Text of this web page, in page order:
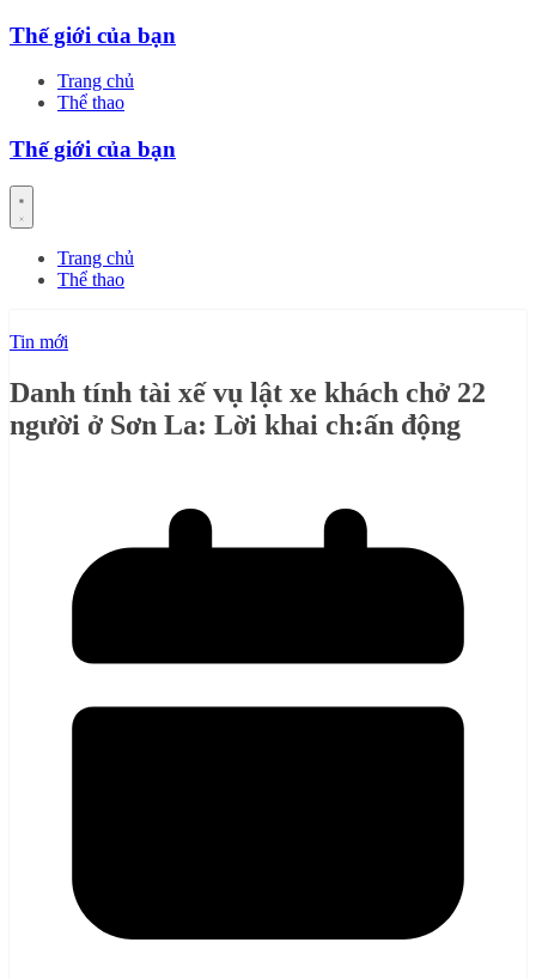
Skip
content
Thế giới của bạn
Trang chủ
Thể thao
Thế giới của bạn
Trang chủ
Thể thao
Tin mới
Danh tính tài xế vụ lật xe khách chở 22
người ở Sơn La: Lời khai ch:ấn động